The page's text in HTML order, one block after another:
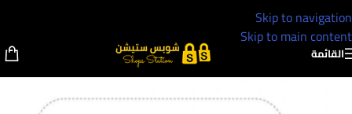
Skip to navigation
Skip to main content
القائمة